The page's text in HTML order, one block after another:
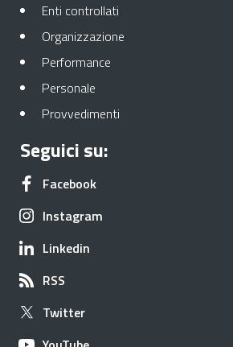
Enti controllati
Organizzazione
Performance
Personale
Provvedimenti
Seguici su:
FacebookApre in una nuova scheda
Instagram
Linkedin
RSS
TwitterApre in una nuova scheda